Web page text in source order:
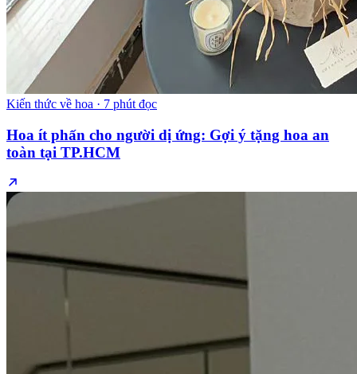
Kiến thức về hoa · 7 phút đọc
Hoa ít phấn cho người dị ứng: Gợi ý tặng hoa an
toàn tại TP.HCM